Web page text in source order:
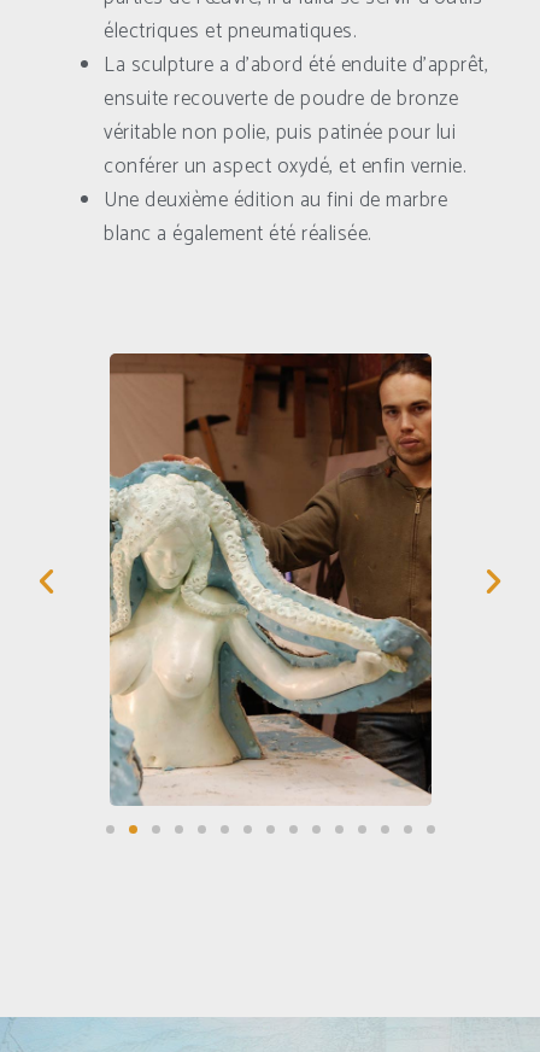
électriques et pneumatiques.
La sculpture a d’abord été enduite d’apprêt,
ensuite recouverte de poudre de bronze
véritable non polie, puis patinée pour lui
conférer un aspect oxydé, et enfin vernie.
Une deuxième édition au fini de marbre
blanc a également été réalisée.